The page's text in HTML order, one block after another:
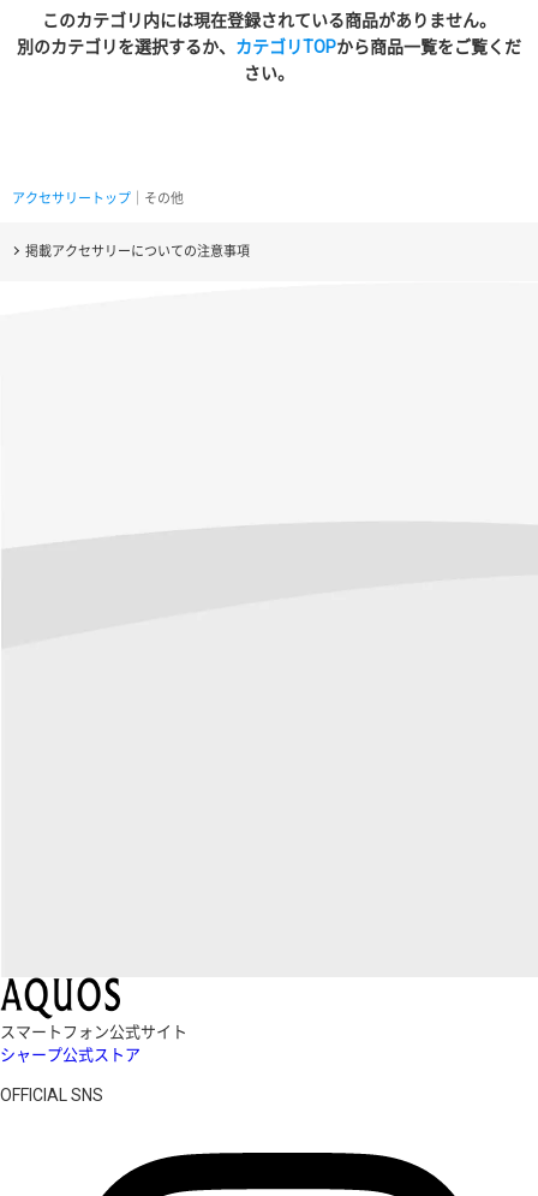
このカテゴリ内には現在登録されている商品がありません。
別のカテゴリを選択するか、 カテゴリTOPから商品一覧をご覧くだ
さい。
アクセサリートップ ｜その他
掲載アクセサリーについての注意事項
スマートフォン公式サイト
シャープ公式ストア
OFFICIAL SNS